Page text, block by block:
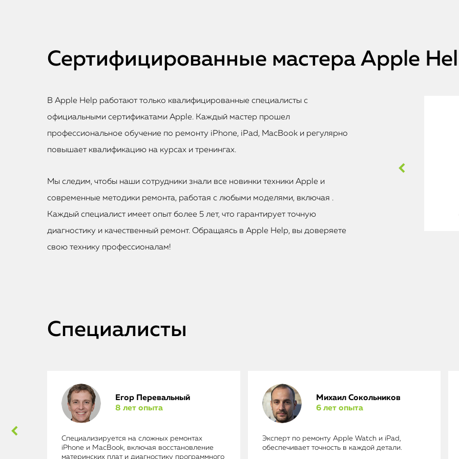
Сертифицированные мастера Apple
В Apple Help работают только квалифицированные специалисты с
официальными сертификатами Apple. Каждый мастер прошел
профессиональное обучение по ремонту iPhone, iPad, MacBook и регулярно
повышает квалификацию на курсах и тренингах.
Мы следим, чтобы наши сотрудники знали все новинки техники Apple и
современные методики ремонта, работая с любыми моделями, включая .
Каждый специалист имеет опыт более 5 лет, что гарантирует точную
диагностику и качественный ремонт. Обращаясь в Apple Help, вы доверяете
свою технику профессионалам!
Специалисты
Егор Перевальный
8 лет опыта
Специализируется на сложных ремонтах
iPhone и MacBook, включая восстановление
материнских плат и диагностику программного
Михаил Сокольников
6 лет опыта
Эксперт по ремонту Apple Watch и iPad,
обеспечивает точность в каждой детали.